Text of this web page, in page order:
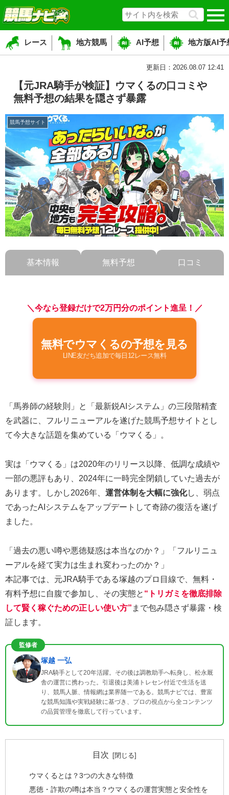
レース 地方競馬 AI予想 地方版AI予
更新日：2026.08.07 12:41
【元JRA騎手が検証】ウマくるの口コミや
無料予想の結果を隠さず暴露
競馬予想サイト
基本情報 無料予想 口コミ
＼今なら登録だけで2万円分のポイント進呈！／
無料でウマくるの予想を見る
LINE友だち追加で毎日12レース無料
「馬券師の経験則」と「最新鋭AIシステム」の三段階精査
を武器に、フルリニューアルを遂げた競馬予想サイトとし
て今大きな話題を集めている「ウマくる」。
実は「ウマくる」は2020年のリリース以降、低調な成績や
一部の悪評もあり、2024年に一時完全閉鎖していた過去が
あります。しかし2026年、 運営体制を大幅に強化し、弱点
であったAIシステムをアップデートして奇跡の復活を遂げ
ました。
「過去の悪い噂や悪徳疑惑は本当なのか？」「フルリニュ
ーアルを経て実力は生まれ変わったのか？」
本記事では、元JRA騎手である塚越のプロ目線で、無料・
有料予想に自腹で参加し、その実態と “トリガミを徹底排除
して賢く稼ぐための正しい使い方” まで包み隠さず暴露・検
証します。
監修者
塚越 一弘
JRA騎手として20年活躍。その後は調教助手へ転身し、松永厩
舎の運営に携わった。引退後は美浦トレセン付近で生活を送
り、競馬人脈、情報網は業界随一である。競馬ナビでは、豊富
な競馬知識や実戦経験に基づき、プロの視点から全コンテンツ
の品質管理を徹底して行っています。
目次
ウマくるとは？3つの大きな特徴
悪徳・詐欺の噂は本当？ウマくるの運営実態と安全性を